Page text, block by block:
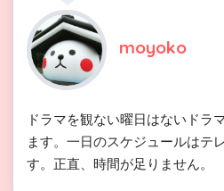
moyoko
ドラマを観ない曜日はないドラ
ます。一日のスケジュールはテ
す。正直、時間が足りません。